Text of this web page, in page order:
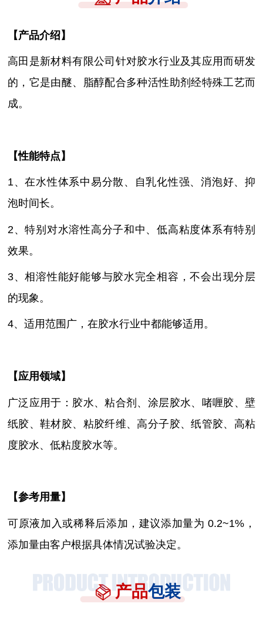
【产品介绍】
高田是新材料有限公司针对胶水行业及其应用而研发
的，它是由醚、脂醇配合多种活性助剂经特殊工艺而
成。
【性能特点】
1、在水性体系中易分散、自乳化性强、消泡好、抑
泡时间长。
2、特别对水溶性高分子和中、低高粘度体系有特别
效果。
3、相溶性能好能够与胶水完全相容，不会出现分层
的现象。
4、适用范围广，在胶水行业中都能够适用。
【应用领域】
广泛应用于：胶水、粘合剂、涂层胶水、 啫喱胶、壁
纸胶、鞋材胶、粘胶纤维、高分子胶、纸管胶、高粘
度胶水、低粘度胶水等。
【参考用量】
可原液加入或稀释后添加，建议添加量为 0.2~1%，
添加量由客户根据具体情况试验决定。
产品包装